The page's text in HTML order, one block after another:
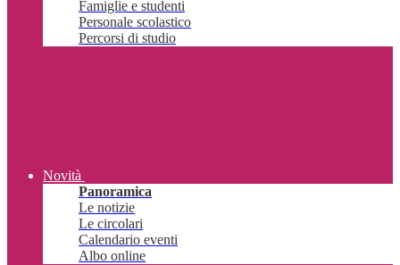
Famiglie e studenti
Personale scolastico
Percorsi di studio
Novità
Panoramica
Le notizie
Le circolari
Calendario eventi
Albo online